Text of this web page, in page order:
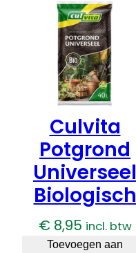
Culvita
Potgrond
Universeel
Biologisch
€8,95 incl. btw
Toevoegen aan